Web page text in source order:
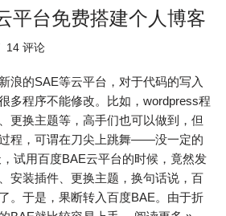
平台免费搭建个人博客
14 评论
浪的SAE等云平台，对于代码的写入
多程序不能修改。比如，wordpress程
更换主题等，高手们也可以做到，但
程，可谓在刀尖上跳舞——没一定的
试用百度BAE云平台的时候，竟然发
安装插件、更换主题，换句话说，百
。于是，果断转入百度BAE。由于折